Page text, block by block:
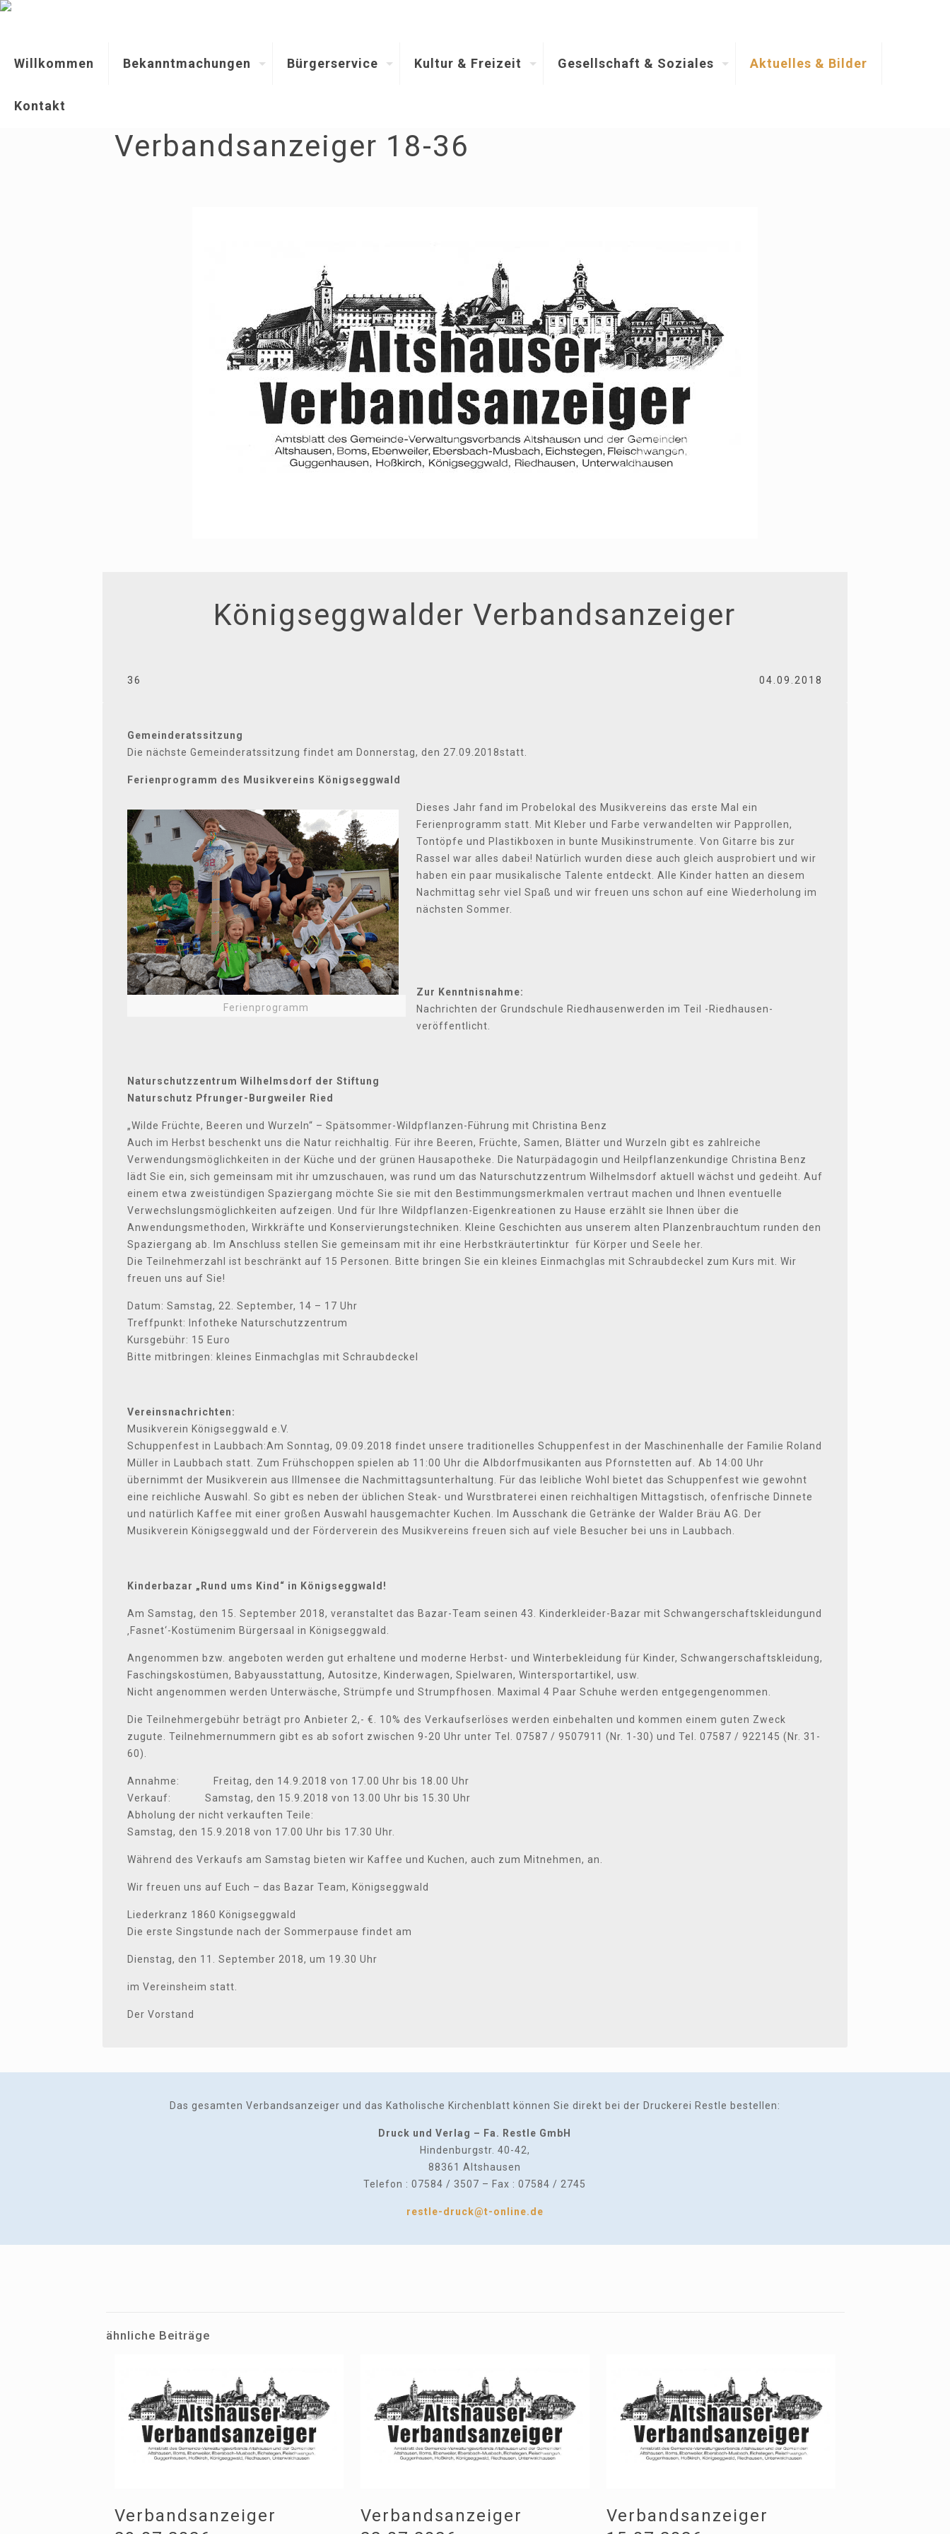
Willkommen Bekanntmachungen Bürgerservice Kultur & Freizeit Gesellschaft & Soziales Aktuelles & Bilder
Kontakt
Verbandsanzeiger 18-36
Königseggwalder Verbandsanzeiger
36 04.09.2018
Gemeinderatssitzung
Die nächste Gemeinderatssitzung findet am Donnerstag, den 27.09.2018statt.
Ferienprogramm des Musikvereins Königseggwald
Ferienprogramm
Dieses Jahr fand im Probelokal des Musikvereins das erste Mal ein
Ferienprogramm statt. Mit Kleber und Farbe verwandelten wir Papprollen,
Tontöpfe und Plastikboxen in bunte Musikinstrumente. Von Gitarre bis zur
Rassel war alles dabei! Natürlich wurden diese auch gleich ausprobiert und wir
haben ein paar musikalische Talente entdeckt. Alle Kinder hatten an diesem
Nachmittag sehr viel Spaß und wir freuen uns schon auf eine Wiederholung im
nächsten Sommer.
Zur Kenntnisnahme:
Nachrichten der Grundschule Riedhausenwerden im Teil -Riedhausen-
veröffentlicht.
Naturschutzzentrum Wilhelmsdorf der Stiftung
Naturschutz Pfrunger-Burgweiler Ried
„Wilde Früchte, Beeren und Wurzeln“ – Spätsommer-Wildpflanzen-Führung mit Christina Benz
Auch im Herbst beschenkt uns die Natur reichhaltig. Für ihre Beeren, Früchte, Samen, Blätter und Wurzeln gibt es zahlreiche
Verwendungsmöglichkeiten in der Küche und der grünen Hausapotheke. Die Naturpädagogin und Heilpflanzenkundige Christina Benz
lädt Sie ein, sich gemeinsam mit ihr umzuschauen, was rund um das Naturschutzzentrum Wilhelmsdorf aktuell wächst und gedeiht. Auf
einem etwa zweistündigen Spaziergang möchte Sie sie mit den Bestimmungsmerkmalen vertraut machen und Ihnen eventuelle
Verwechslungsmöglichkeiten aufzeigen. Und für Ihre Wildpflanzen-Eigenkreationen zu Hause erzählt sie Ihnen über die
Anwendungsmethoden, Wirkkräfte und Konservierungstechniken. Kleine Geschichten aus unserem alten Planzenbrauchtum runden den
Spaziergang ab. Im Anschluss stellen Sie gemeinsam mit ihr eine Herbstkräutertinktur für Körper und Seele her.
Die Teilnehmerzahl ist beschränkt auf 15 Personen. Bitte bringen Sie ein kleines Einmachglas mit Schraubdeckel zum Kurs mit. Wir
freuen uns auf Sie!
Datum: Samstag, 22. September, 14 – 17 Uhr
Treffpunkt: Infotheke Naturschutzzentrum
Kursgebühr: 15 Euro
Bitte mitbringen: kleines Einmachglas mit Schraubdeckel
Vereinsnachrichten:
Musikverein Königseggwald e.V.
Schuppenfest in Laubbach:Am Sonntag, 09.09.2018 findet unsere traditionelles Schuppenfest in der Maschinenhalle der Familie Roland
Müller in Laubbach statt. Zum Frühschoppen spielen ab 11:00 Uhr die Albdorfmusikanten aus Pfornstetten auf. Ab 14:00 Uhr
übernimmt der Musikverein aus Illmensee die Nachmittagsunterhaltung. Für das leibliche Wohl bietet das Schuppenfest wie gewohnt
eine reichliche Auswahl. So gibt es neben der üblichen Steak- und Wurstbraterei einen reichhaltigen Mittagstisch, ofenfrische Dinnete
und natürlich Kaffee mit einer großen Auswahl hausgemachter Kuchen. Im Ausschank die Getränke der Walder Bräu AG. Der
Musikverein Königseggwald und der Förderverein des Musikvereins freuen sich auf viele Besucher bei uns in Laubbach.
Kinderbazar „Rund ums Kind“ in Königseggwald!
Am Samstag, den 15. September 2018, veranstaltet das Bazar-Team seinen 43. Kinderkleider-Bazar mit Schwangerschaftskleidungund
‚Fasnet‘-Kostümenim Bürgersaal in Königseggwald.
Angenommen bzw. angeboten werden gut erhaltene und moderne Herbst- und Winterbekleidung für Kinder, Schwangerschaftskleidung,
Faschingskostümen, Babyausstattung, Autositze, Kinderwagen, Spielwaren, Wintersportartikel, usw.
Nicht angenommen werden Unterwäsche, Strümpfe und Strumpfhosen. Maximal 4 Paar Schuhe werden entgegengenommen.
Die Teilnehmergebühr beträgt pro Anbieter 2,- €. 10% des Verkaufserlöses werden einbehalten und kommen einem guten Zweck
zugute. Teilnehmernummern gibt es ab sofort zwischen 9-20 Uhr unter Tel. 07587 / 9507911 (Nr. 1-30) und Tel. 07587 / 922145 (Nr. 31-
60).
Annahme: Freitag, den 14.9.2018 von 17.00 Uhr bis 18.00 Uhr
Verkauf: Samstag, den 15.9.2018 von 13.00 Uhr bis 15.30 Uhr
Abholung der nicht verkauften Teile:
Samstag, den 15.9.2018 von 17.00 Uhr bis 17.30 Uhr.
Während des Verkaufs am Samstag bieten wir Kaffee und Kuchen, auch zum Mitnehmen, an.
Wir freuen uns auf Euch – das Bazar Team, Königseggwald
Liederkranz 1860 Königseggwald
Die erste Singstunde nach der Sommerpause findet am
Dienstag, den 11. September 2018, um 19.30 Uhr
im Vereinsheim statt.
Der Vorstand
Das gesamten Verbandsanzeiger und das Katholische Kirchenblatt können Sie direkt bei der Druckerei Restle bestellen:
Druck und Verlag – Fa. Restle GmbH
Hindenburgstr. 40-42,
88361 Altshausen
Telefon : 07584 / 3507 – Fax : 07584 / 2745
restle-druck@t-online.de
ähnliche Beiträge
Verbandsanzeiger
Verbandsanzeiger
Verbandsanzeiger